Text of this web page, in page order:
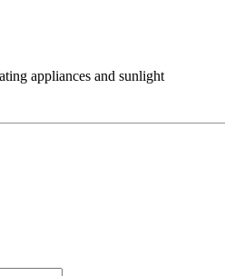
appliances and sunlight